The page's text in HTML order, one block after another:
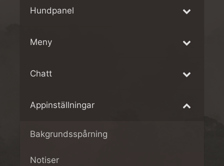
Hundpanel
Meny
Chatt
Appinställningar
Bakgrundsspårning
Notiser